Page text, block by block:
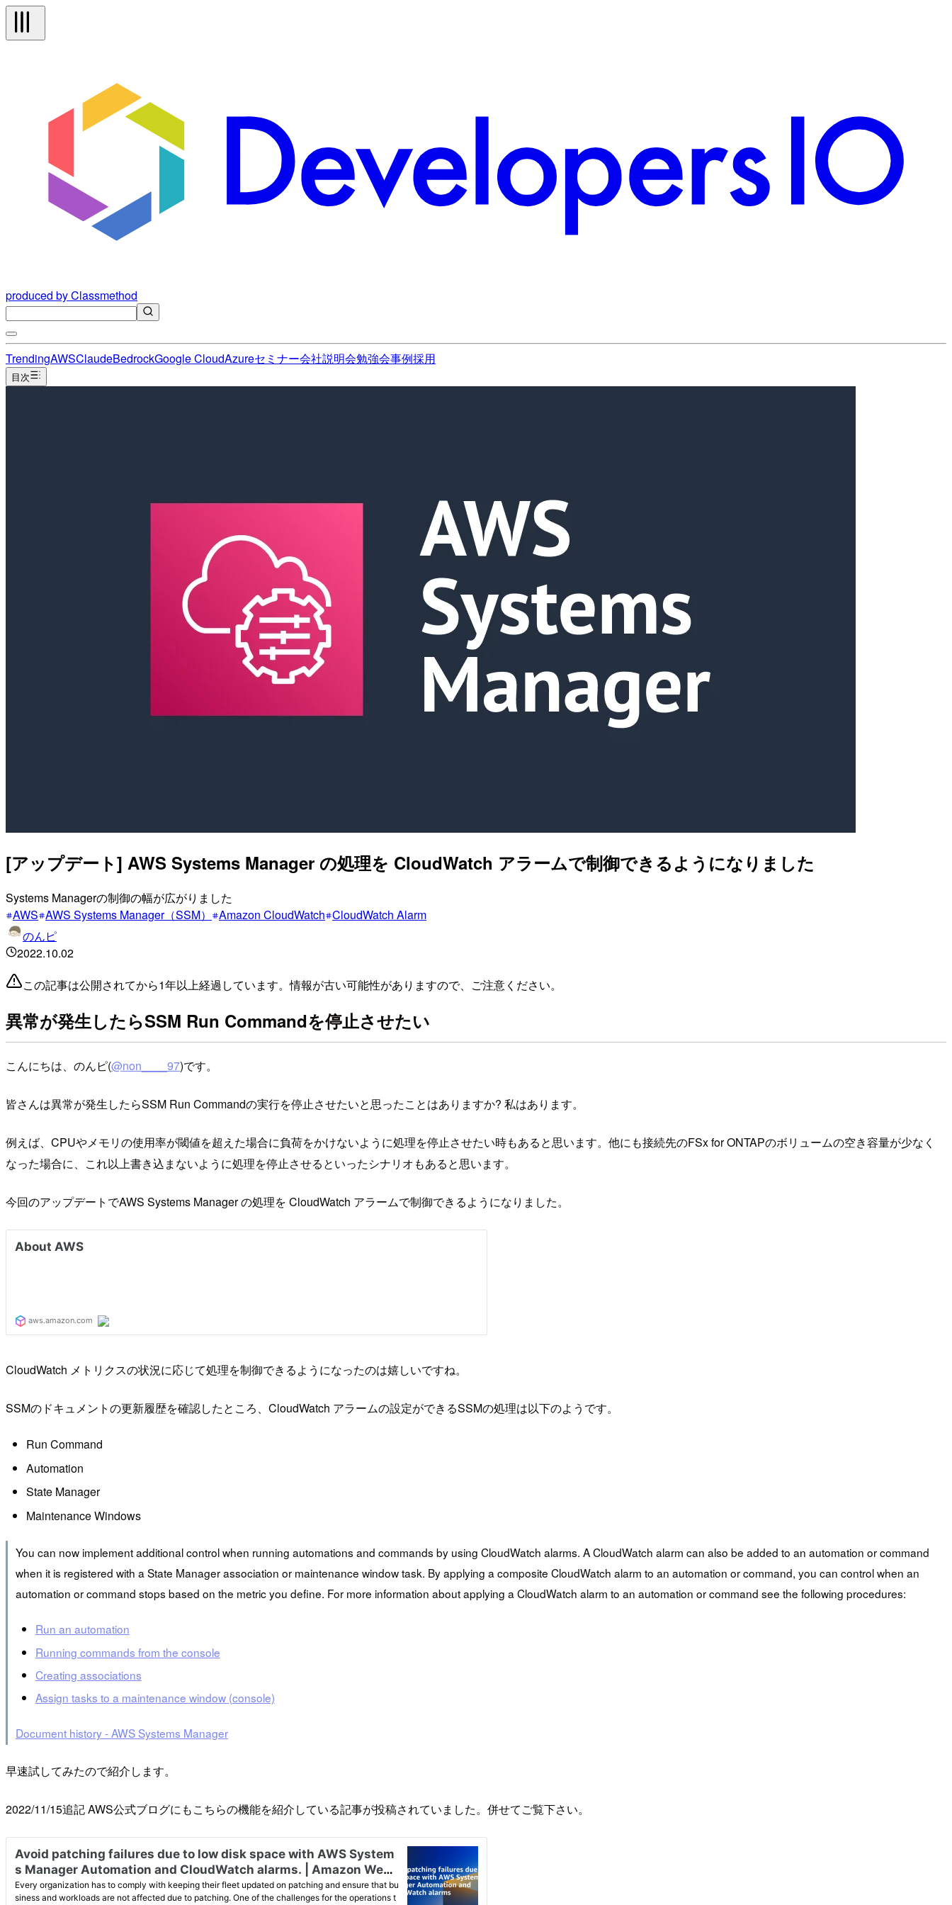
produced by Classmethod
TrendingAWSClaudeBedrockGoogle CloudAzureセミナー会社説明会勉強会事例採用
目次
[アップデート] AWS Systems Manager の処理を CloudWatch アラームで制御できるようになりました
Systems Managerの制御の幅が広がりました
AWS AWS Systems Manager（SSM） Amazon CloudWatch CloudWatch Alarm
のんピ
2022.10.02
この記事は公開されてから1年以上経過しています。情報が古い可能性がありますので、ご注意ください。
異常が発生したらSSM Run Commandを停止させたい
こんにちは、のんピ(@non____97)です。
皆さんは異常が発生したらSSM Run Commandの実行を停止させたいと思ったことはありますか? 私はあります。
例えば、CPUやメモリの使用率が閾値を超えた場合に負荷をかけないように処理を停止させたい時もあると思います。他にも接続先のFSx for ONTAPのボリュームの空き容量が少なく
なった場合に、これ以上書き込まないように処理を停止させるといったシナリオもあると思います。
今回のアップデートでAWS Systems Manager の処理を CloudWatch アラームで制御できるようになりました。
CloudWatch メトリクスの状況に応じて処理を制御できるようになったのは嬉しいですね。
SSMのドキュメントの更新履歴を確認したところ、CloudWatch アラームの設定ができるSSMの処理は以下のようです。
Run Command
Automation
State Manager
Maintenance Windows
You can now implement additional control when running automations and commands by using CloudWatch alarms. A CloudWatch alarm can also be added to an automation or command
when it is registered with a State Manager association or maintenance window task. By applying a composite CloudWatch alarm to an automation or command, you can control when an
automation or command stops based on the metric you define. For more information about applying a CloudWatch alarm to an automation or command see the following procedures:
Run an automation
Running commands from the console
Creating associations
Assign tasks to a maintenance window (console)
Document history - AWS Systems Manager
早速試してみたので紹介します。
2022/11/15追記 AWS公式ブログにもこちらの機能を紹介している記事が投稿されていました。併せてご覧下さい。